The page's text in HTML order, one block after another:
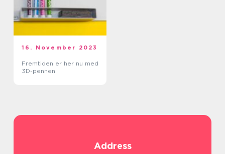
16. November 2023
Fremtiden er her nu med
3D-pennen
Address